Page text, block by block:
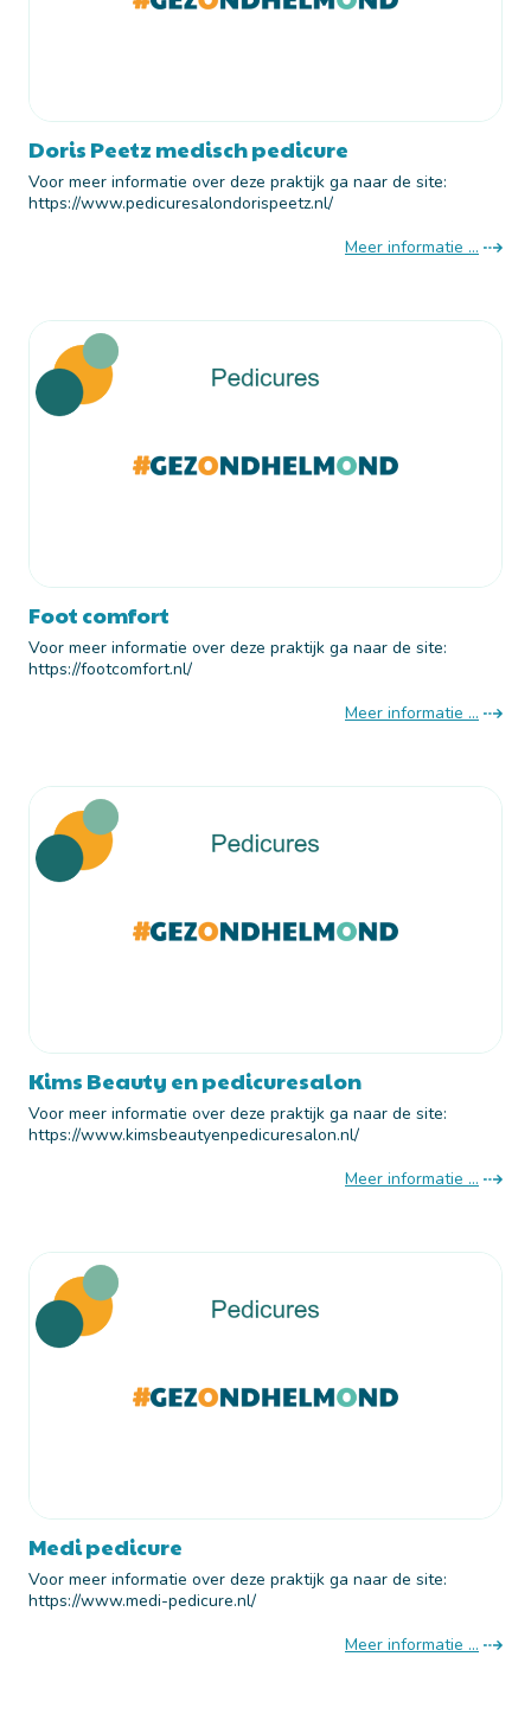
Doris Peetz medisch pedicure
Voor meer informatie over deze praktijk ga naar de site:
https://www.pedicuresalondorispeetz.nl/
Meer informatie ...
Foot comfort
Voor meer informatie over deze praktijk ga naar de site:
https://footcomfort.nl/
Meer informatie ...
Kims Beauty en pedicuresalon
Voor meer informatie over deze praktijk ga naar de site:
https://www.kimsbeautyenpedicuresalon.nl/
Meer informatie ...
Medi pedicure
Voor meer informatie over deze praktijk ga naar de site:
https://www.medi-pedicure.nl/
Meer informatie ...